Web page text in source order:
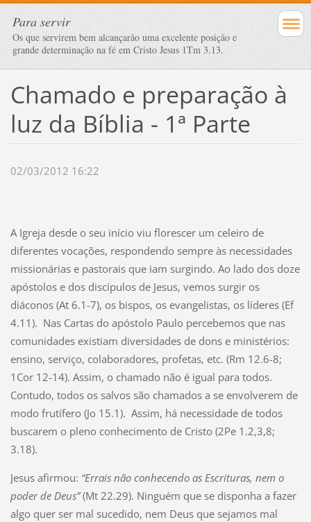
Para servir
Os que servirem bem alcançarão uma excelente posição e
grande determinação na fé em Cristo Jesus 1Tm 3.13.
Chamado e preparação à
luz da Bíblia - 1ª Parte
02/03/2012 16:22
A Igreja desde o seu início viu florescer um celeiro de
diferentes vocações, respondendo sempre às necessidades
missionárias e pastorais que iam surgindo. Ao lado dos doze
apóstolos e dos discípulos de Jesus, vemos surgir os
diáconos (At 6.1-7), os bispos, os evangelistas, os líderes (Ef
4.11). Nas Cartas do apóstolo Paulo percebemos que nas
comunidades existiam diversidades de dons e ministérios:
ensino, serviço, colaboradores, profetas, etc. (Rm 12.6-8;
1Cor 12-14). Assim, o chamado não é igual para todos.
Contudo, todos os salvos são chamados a se envolverem de
modo frutífero (Jo 15.1). Assim, há necessidade de todos
buscarem o pleno conhecimento de Cristo (2Pe 1.2,3,8;
3.18).
Jesus afirmou: “Errais não conhecendo as Escrituras, nem o
poder de Deus”(Mt 22.29). Ninguém que se disponha a fazer
algo quer ser mal sucedido, nem Deus que sejamos mal